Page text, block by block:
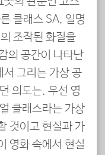
클래스 SA, 일명
조작된 화질을
의 공간이 나타난
그리는 가상 공
의도는. 우선 영
클래스라는 가상
것이고 현실과 가
영화 속에서 현실